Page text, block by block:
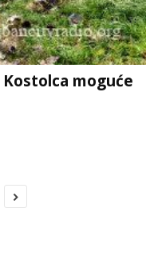
moguće